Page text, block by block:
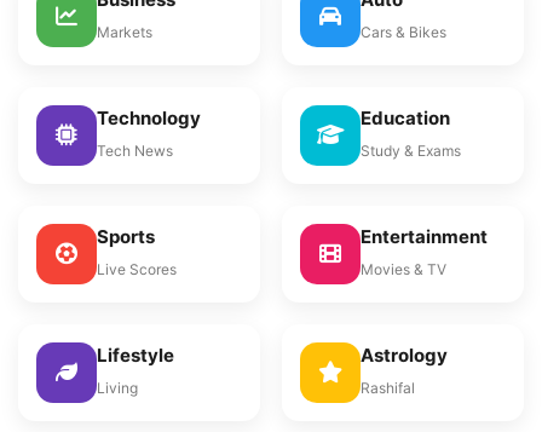
Markets Cars & Bikes
Technology
Tech News
Education
Study & Exams
Sports
Live Scores
Entertainment
Movies & TV
Lifestyle
Living
Astrology
Rashifal